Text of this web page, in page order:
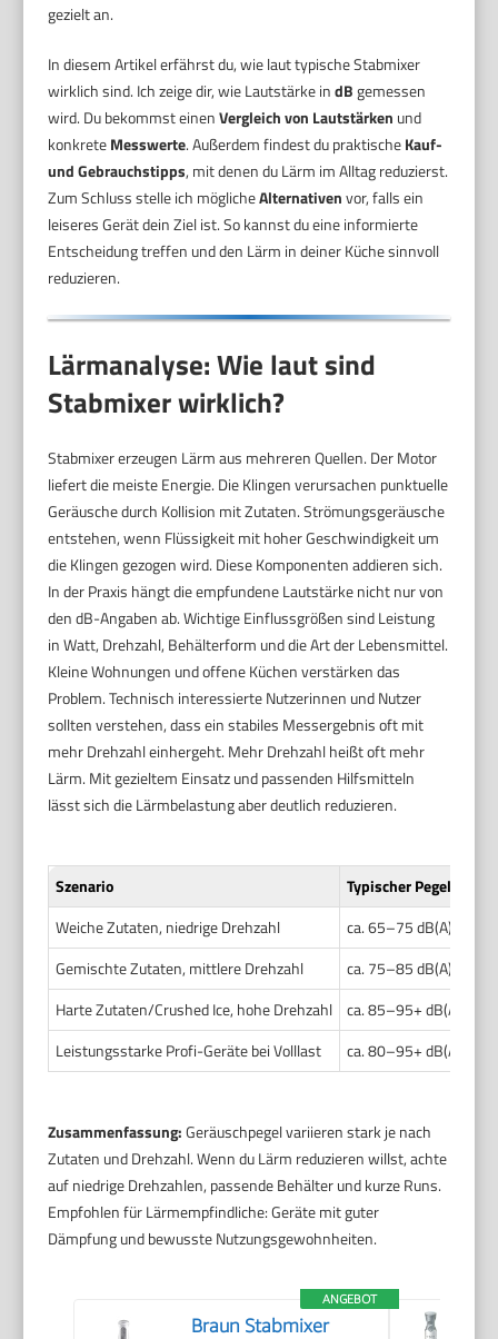
gezielt an.
In diesem Artikel erfährst du, wie laut typische Stabmixer
wirklich sind. Ich zeige dir, wie Lautstärke indBgemessen
wird. Du bekommst einenVergleich von Lautstärken und
konkreteMesswerte. Außerdem findest du praktischeKauf-
und Gebrauchstipps, mit denen du Lärm im Alltag reduzierst.
Zum Schluss stelle ich möglicheAlternativenvor, falls ein
leiseres Gerät dein Ziel ist. So kannst du eine informierte
Entscheidung treffen und den Lärm in deiner Küche sinnvoll
reduzieren.
Lärmanalyse: Wie laut sind
Stabmixer wirklich?
Stabmixer erzeugen Lärm aus mehreren Quellen. Der Motor
liefert die meiste Energie. Die Klingen verursachen punktuelle
Geräusche durch Kollision mit Zutaten. Strömungsgeräusche
entstehen, wenn Flüssigkeit mit hoher Geschwindigkeit um
die Klingen gezogen wird. Diese Komponenten addieren sich.
In der Praxis hängt die empfundene Lautstärke nicht nur von
den dB-Angaben ab. Wichtige Einflussgrößen sind Leistung
in Watt, Drehzahl, Behälterform und die Art der Lebensmittel.
Kleine Wohnungen und offene Küchen verstärken das
Problem. Technisch interessierte Nutzerinnen und Nutzer
sollten verstehen, dass ein stabiles Messergebnis oft mit
mehr Drehzahl einhergeht. Mehr Drehzahl heißt oft mehr
Lärm. Mit gezieltem Einsatz und passenden Hilfsmitteln
lässt sich die Lärmbelastung aber deutlich reduzieren.
Szenario
Typischer Pegel
Weiche Zutaten, niedrige Drehzahl
ca. 65–75 dB(A)
Gemischte Zutaten, mittlere Drehzahl
ca. 75–85 dB(A)
Harte Zutaten/Crushed Ice, hohe Drehzahl
ca. 85–95+ dB(A)
Leistungsstarke Profi-Geräte bei Volllast
ca. 80–95+ dB(A)
Zusammenfassung:Geräuschpegel variieren stark je nach
Zutaten und Drehzahl. Wenn du Lärm reduzieren willst, achte
auf niedrige Drehzahlen, passende Behälter und kurze Runs.
Empfohlen für Lärmempfindliche: Geräte mit guter
Dämpfung und bewusste Nutzungsgewohnheiten.
ANGEBOT
Braun Stabmixer